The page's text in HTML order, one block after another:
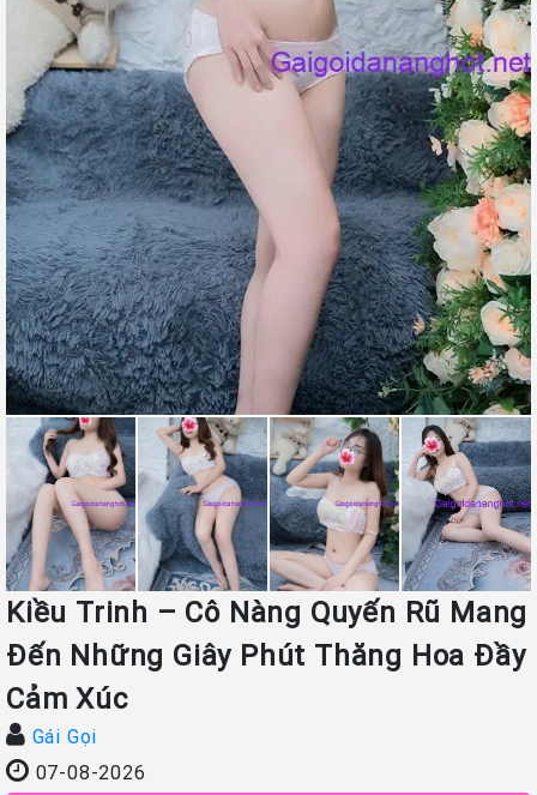
Kiều Trinh – Cô Nàng Quyến Rũ Mang
Đến Những Giây Phút Thăng Hoa Đầy
Cảm Xúc
Gái Gọi
07-08-2026